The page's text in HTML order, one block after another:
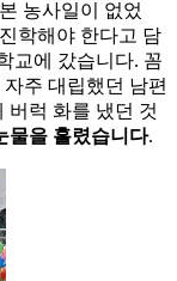
농사일이 없었
학해야 한다고 담
교에 갔습니다. 꼼
주 대립했던 남편
버럭 화를 냈던 것
물을 흘렸습니다.